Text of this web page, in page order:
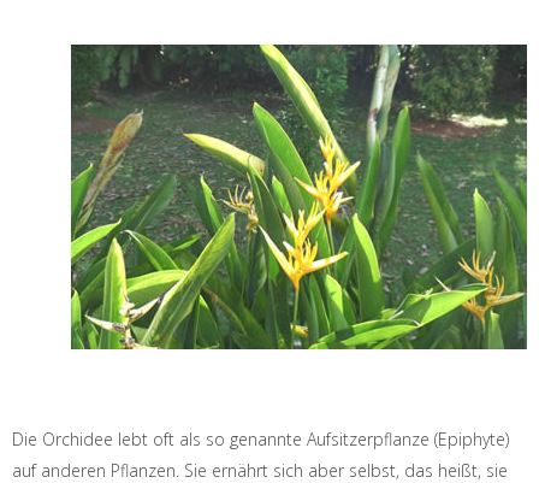
Die Orchidee lebt oft als so genannte Aufsitzerpflanze (Epiphyte)
auf anderen Pflanzen. Sie ernährt sich aber selbst, das heißt, sie